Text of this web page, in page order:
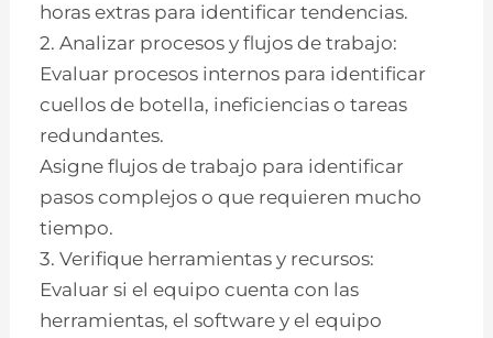
horas extras para identificar tendencias.
2. Analizar procesos y flujos de trabajo:
Evaluar procesos internos para identificar
cuellos de botella, ineficiencias o tareas
redundantes.
Asigne flujos de trabajo para identificar
pasos complejos o que requieren mucho
tiempo.
3. Verifique herramientas y recursos:
Evaluar si el equipo cuenta con las
herramientas, el software y el equipo